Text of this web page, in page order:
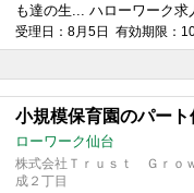
も達の生... ハローワーク求
受理日：8月5日 有効期限：
小規模保育園のパート
ローワーク仙台
株式会社Ｔｒｕｓｔ Ｇｒｏ
成２丁目